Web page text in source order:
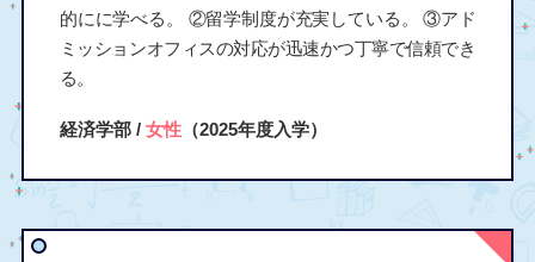
的にに学べる。 ②留学制度が充実している。 ③アド
ミッションオフィスの対応が迅速かつ丁寧で信頼でき
る。
経済学部 / 女性（2025年度入学）